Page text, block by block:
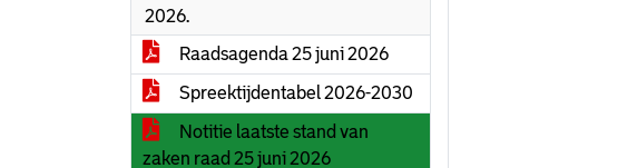
2026.
Raadsagenda 25 juni 2026
Spreektijdentabel 2026-2030
Notitie laatste stand van
zaken raad 25 juni 2026